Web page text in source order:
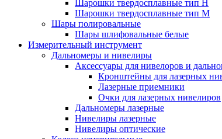
Шарошки твердосплавные тип H
Шарошки твердосплавные тип M
Шары полировальные
Шары шлифовальные белые
Измерительный инструмент
Дальномеры и нивелиры
Аксессуары для нивелоров и
Кронштейны для лазерных
Лазерные приемники
Очки для лазерных нивелиров
Дальномеры лазерные
Нивелиры лазерные
Нивелиры оптические